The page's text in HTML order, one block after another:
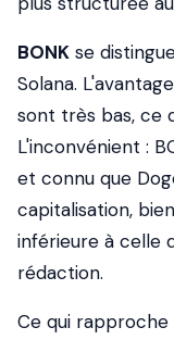
BONK se
Solana.
sont très bas, ce
L'inconvénient :
et connu que
capitalisation,
inférieure à celle
rédaction.
Ce qui rapproche